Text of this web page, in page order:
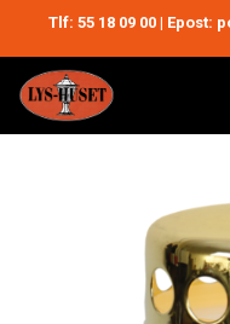
Tlf: 55 18 09 00 | Epost: